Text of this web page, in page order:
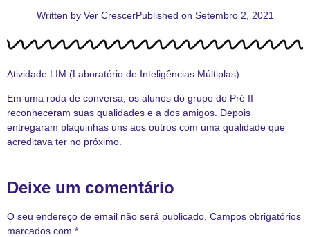
Written byVer CrescerPublished on Setembro 2, 2021
Atividade LIM (Laboratório de Inteligências Múltiplas).
Em uma roda de conversa, os alunos do grupo do Pré II
reconheceram suas qualidades e a dos amigos. Depois
entregaram plaquinhas uns aos outros com uma qualidade que
acreditava ter no próximo.
Deixe um comentário
O seu endereço de email não será publicado. Campos obrigatórios
marcados com *